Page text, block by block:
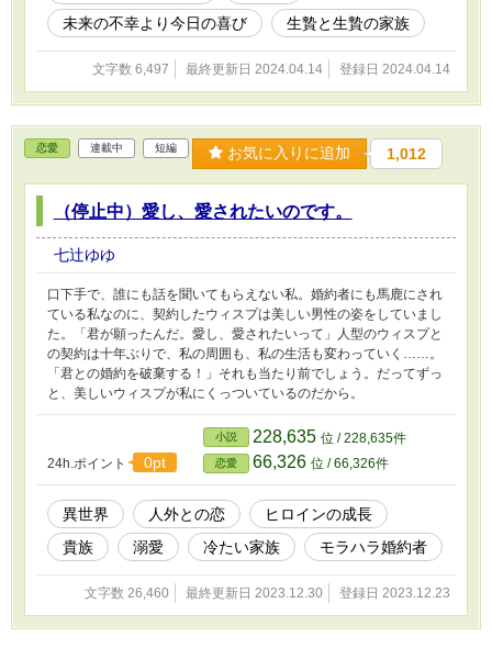
未来の不幸より今日の喜び
生贄と生贄の家族
文字数 6,497 最終更新日 2024.04.14 登録日 2024.04.14
恋愛 連載中 短編 お気に入りに追加 1,012
（停止中）愛し、愛されたいのです。
七辻ゆゆ
口下手で、誰にも話を聞いてもらえない私。婚約者にも馬鹿にされ
ている私なのに、契約したウィスプは美しい男性の姿をしていまし
た。「君が願ったんだ。愛し、愛されたいって」人型のウィスプと
の契約は十年ぶりで、私の周囲も、私の生活も変わっていく……。
「君との婚約を破棄する！」それも当たり前でしょう。だってずっ
と、美しいウィスプが私にくっついているのだから。
24h.ポイント 0pt
小説 228,635 位 / 228,635件
恋愛 66,326 位 / 66,326件
異世界 人外との恋
ヒロインの成長
貴族
溺愛 冷たい家族 モラハラ婚約者
文字数 26,460 最終更新日 2023.12.30 登録日 2023.12.23